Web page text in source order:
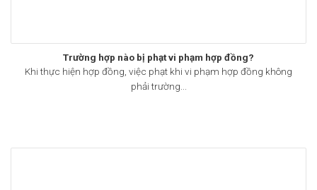
Trường hợp nào bị phạt vi phạm hợp đồng?
Khi thực hiện hợp đồng, việc phạt khi vi phạm hợp đồng không
phải trường...